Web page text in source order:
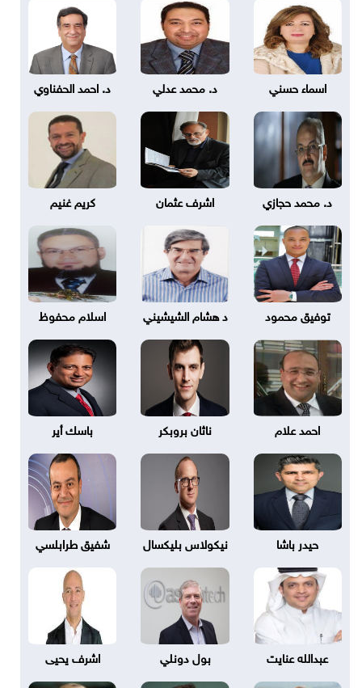
اسماء حسني د. محمد عدلي د. احمد الحفناوي
د. محمد حجازي اشرف عثمان كريم غنيم
توفيق محمود د هشام الشيشيني اسلام محفوظ
احمد علام ناثان بروبكر باسك أير
حيدر باشا نيكولاس بليكسال شفيق طرابلسي
عبدالله عنايت بول دونلي اشرف يحيى